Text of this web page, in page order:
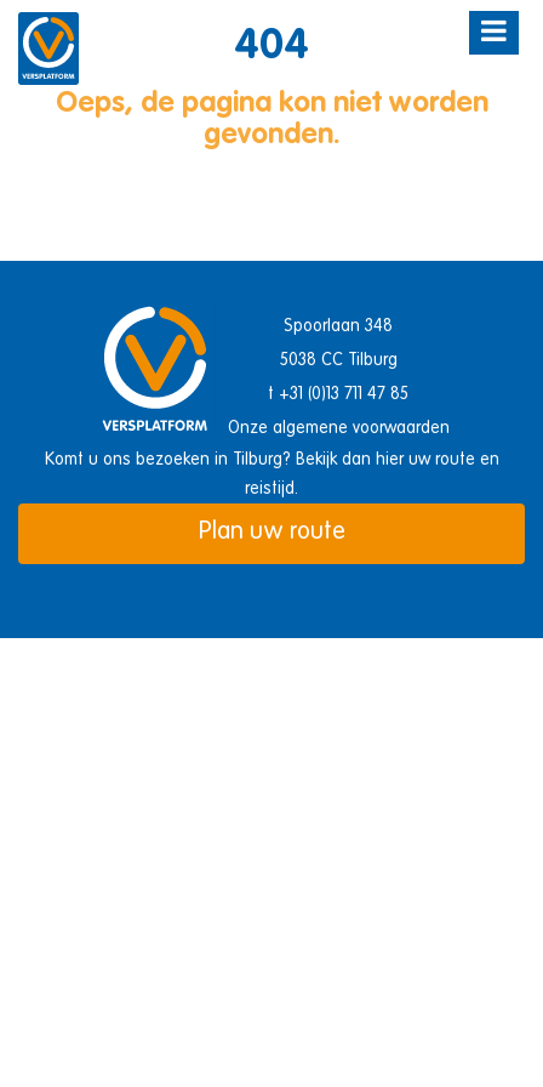
404
Oeps, de pagina kon niet worden
gevonden.
Spoorlaan 348
5038 CC Tilburg
t +31 (0)13 711 47 85
Onze algemene voorwaarden
Komt u ons bezoeken in Tilburg? Bekijk dan hier uw route en
reistijd.
Plan uw route